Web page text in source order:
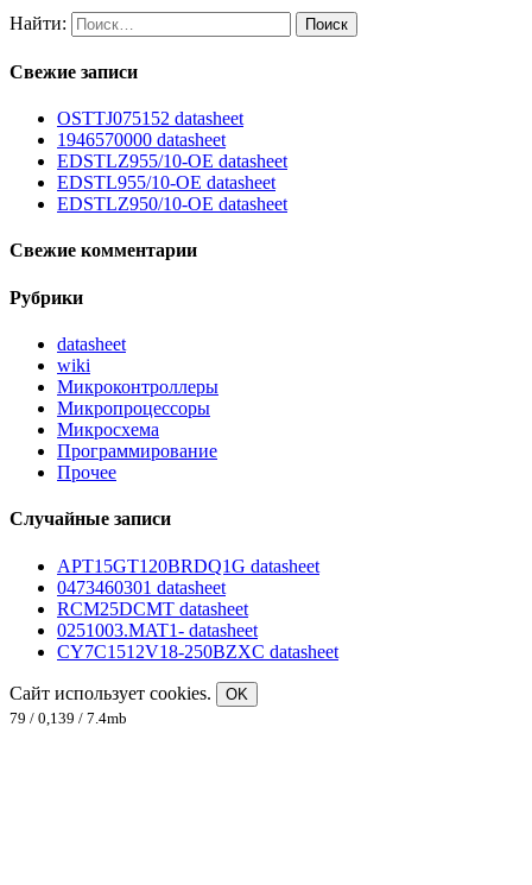
Найти:
Свежие записи
OSTTJ075152 datasheet
1946570000 datasheet
EDSTLZ955/10-OE datasheet
EDSTL955/10-OE datasheet
EDSTLZ950/10-OE datasheet
Свежие комментарии
Рубрики
datasheet
wiki
Микроконтроллеры
Микропроцессоры
Микросхема
Программирование
Прочее
Случайные записи
APT15GT120BRDQ1G datasheet
0473460301 datasheet
RCM25DCMT datasheet
0251003.MAT1- datasheet
CY7C1512V18-250BZXC datasheet
Сайт использует cookies.
OK
79 / 0,139 / 7.4mb